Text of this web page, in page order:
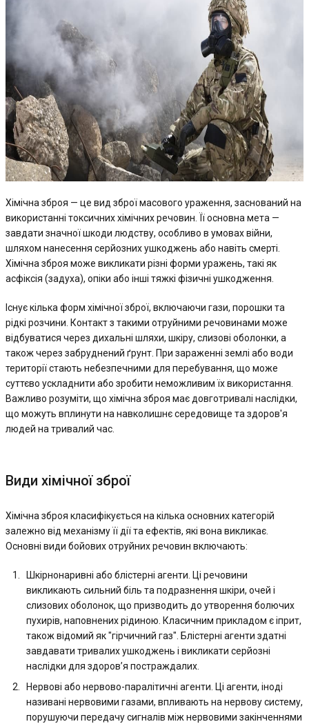
Хімічна зброя — це вид зброї масового ураження, заснований на
використанні токсичних хімічних речовин. Її основна мета —
завдати значної шкоди людству, особливо в умовах війни,
шляхом нанесення серйозних ушкоджень або навіть смерті.
Хімічна зброя може викликати різні форми уражень, такі як
асфіксія (задуха), опіки або інші тяжкі фізичні ушкодження.
Існує кілька форм хімічної зброї, включаючи гази, порошки та
рідкі розчини. Контакт з такими отруйними речовинами може
відбуватися через дихальні шляхи, шкіру, слизові оболонки, а
також через забруднений ґрунт. При зараженні землі або води
території стають небезпечними для перебування, що може
суттєво ускладнити або зробити неможливим їх використання.
Важливо розуміти, що хімічна зброя має довготривалі наслідки,
що можуть вплинути на навколишнє середовище та здоров'я
людей на тривалий час.
Види хімічної зброї
Хімічна зброя класифікується на кілька основних категорій
залежно від механізму її дії та ефектів, які вона викликає.
Основні види бойових отруйних речовин включають:
Шкірнонаривні або блістерні агенти. Ці речовини
викликають сильний біль та подразнення шкіри, очей і
слизових оболонок, що призводить до утворення болючих
пухирів, наповнених рідиною. Класичним прикладом є іприт,
також відомий як "гірчичний газ". Блістерні агенти здатні
завдавати тривалих ушкоджень і викликати серйозні
наслідки для здоров’я постраждалих.
Нервові або нервово-паралітичні агенти. Ці агенти, іноді
називані нервовими газами, впливають на нервову систему,
порушуючи передачу сигналів між нервовими закінченнями